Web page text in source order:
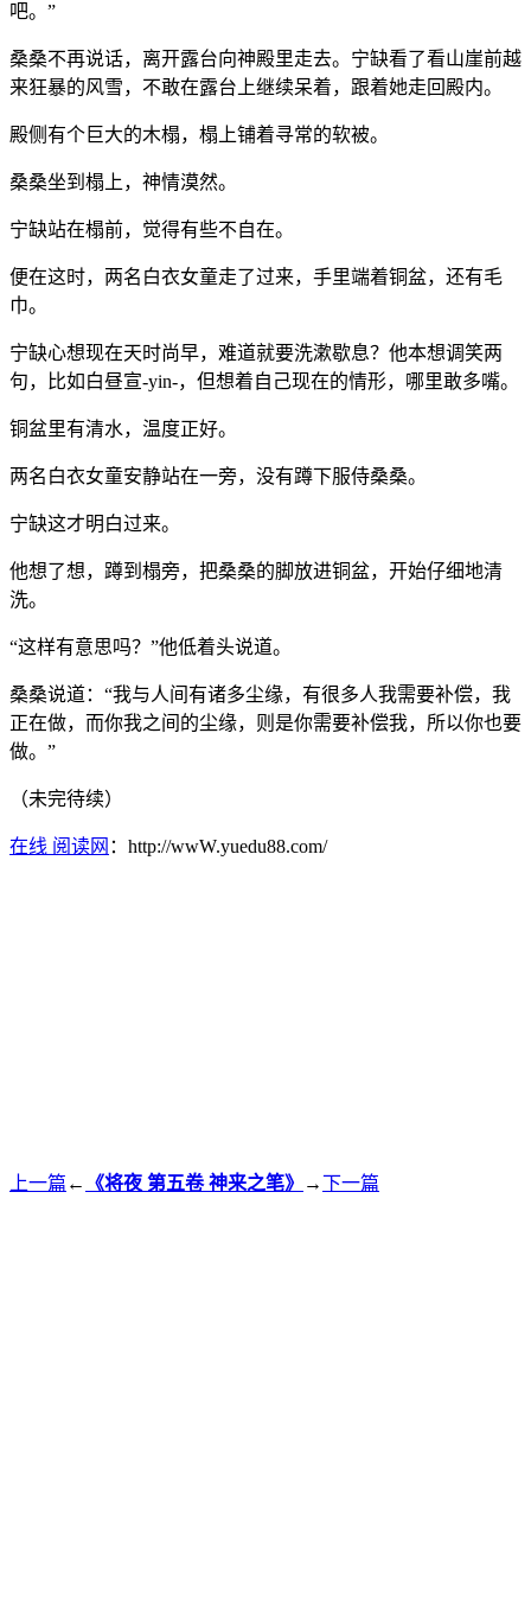
吧。”
桑桑不再说话，离开露台向神殿里走去。宁缺看了看山崖前越
来狂暴的风雪，不敢在露台上继续呆着，跟着她走回殿内。
殿侧有个巨大的木榻，榻上铺着寻常的软被。
桑桑坐到榻上，神情漠然。
宁缺站在榻前，觉得有些不自在。
便在这时，两名白衣女童走了过来，手里端着铜盆，还有毛
巾。
宁缺心想现在天时尚早，难道就要洗漱歇息？他本想调笑两
句，比如白昼宣-yin-，但想着自己现在的情形，哪里敢多嘴。
铜盆里有清水，温度正好。
两名白衣女童安静站在一旁，没有蹲下服侍桑桑。
宁缺这才明白过来。
他想了想，蹲到榻旁，把桑桑的脚放进铜盆，开始仔细地清
洗。
“这样有意思吗？”他低着头说道。
桑桑说道：“我与人间有诸多尘缘，有很多人我需要补偿，我
正在做，而你我之间的尘缘，则是你需要补偿我，所以你也要
做。”
（未完待续）
在线 阅读网 ：http://wwW.yuedu88.com/
上一篇 ← 《将夜 第五卷 神来之笔》 →下一篇